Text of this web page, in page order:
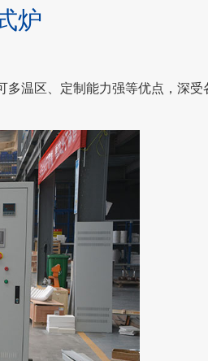
炉
温区、定制能力强等优点，深